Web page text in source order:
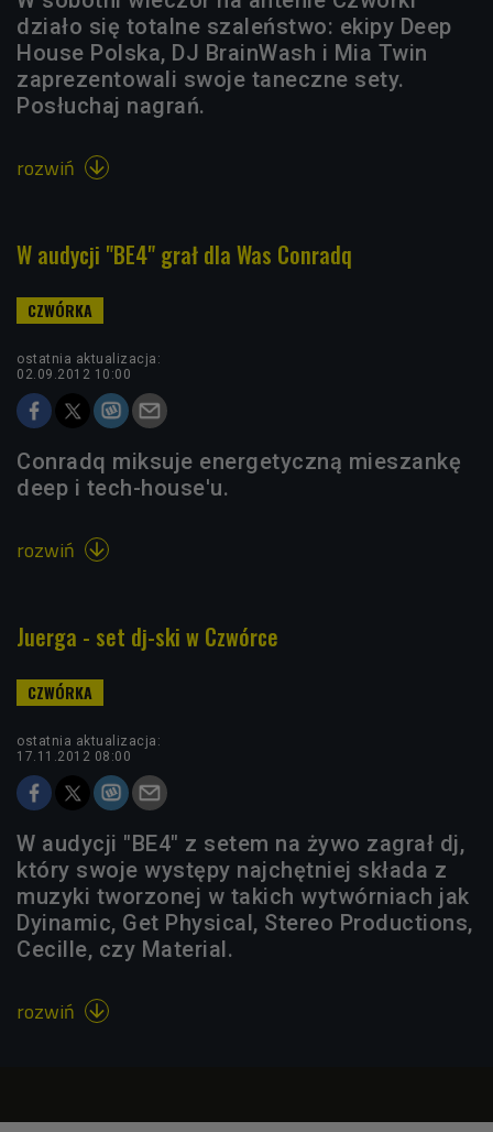
działo się totalne szaleństwo: ekipy Deep
House Polska, DJ BrainWash i Mia Twin
zaprezentowali swoje taneczne sety.
Posłuchaj nagrań.
rozwiń 
W audycji "BE4" grał dla Was Conradq
ostatnia aktualizacja:
02.09.2012 10:00
Conradq miksuje energetyczną mieszankę
deep i tech-house'u.
rozwiń 
Juerga - set dj-ski w Czwórce
ostatnia aktualizacja:
17.11.2012 08:00
W audycji "BE4" z setem na żywo zagrał dj,
który swoje występy najchętniej składa z
muzyki tworzonej w takich wytwórniach jak
Dyinamic, Get Physical, Stereo Productions,
Cecille, czy Material.
rozwiń 